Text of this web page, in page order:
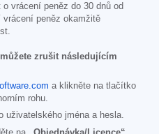
vrácení peněz do 30 dnů od
vrácení peněz okamžitě
zrušit následujícím
a klikněte na tlačítko
rohu.
uživatelského jména a hesla.